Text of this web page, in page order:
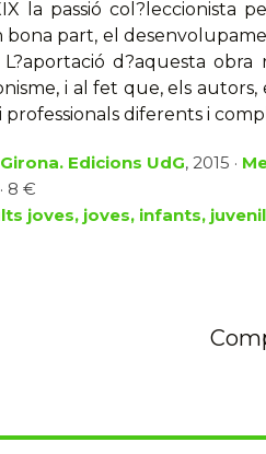
la passió col?leccionista
bona part, el
d?aquesta obra
i al fet que, els
diferents i
Edicions UdG, 2015 ·
8 €
joves, joves, infants,